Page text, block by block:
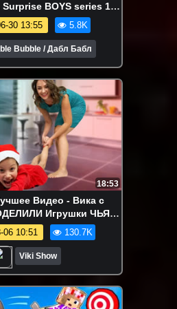
BOYS series 1 !
Детей с Игрушками
30 13:55 5.8K
Bubble / Дабл Бабл
18:53
Видео - Вика с
Игрушки ЧЬЯ
Mistery Box Switch Up
/ Вики Шоу
06 10:51 130.7K
Viki Show